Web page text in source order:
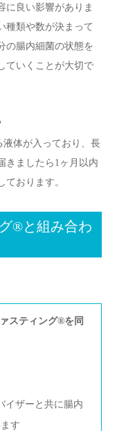
に良い影響がありま
種類や数が決まって
の腸内細菌の状態を
ていくことが大切で
体が入っており、長
きましたら1ヶ月以内
おります。
®︎と組み合わ
スティング®︎を同
ザーと共に腸内
す